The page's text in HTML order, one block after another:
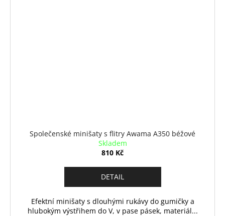
Společenské minišaty s flitry Awama A350 béžové
Skladem
810 Kč
DETAIL
Efektní minišaty s dlouhými rukávy do gumičky a
hlubokým výstřihem do V, v pase pásek, materiál...